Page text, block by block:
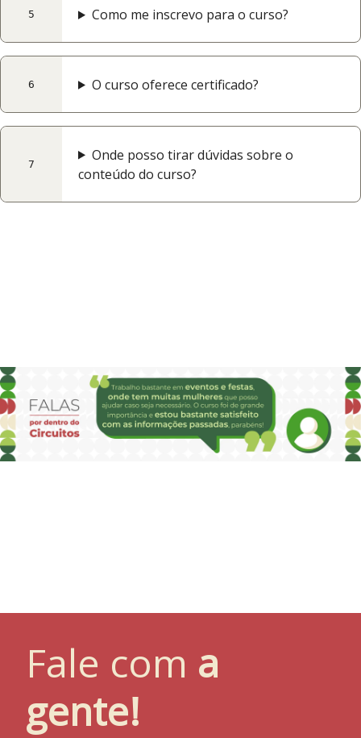
5 Como me inscrevo para o curso?
6 O curso oferece certificado?
7
Onde posso tirar dúvidas sobre o
conteúdo do curso?
Fale com a
gente!